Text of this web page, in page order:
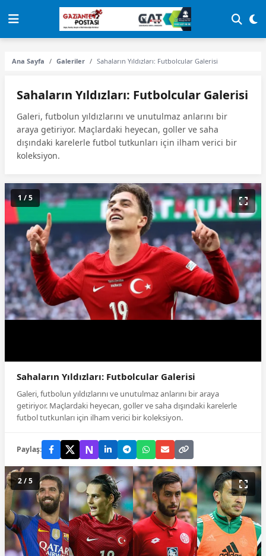
Ana Sayfa Galeriler Sahaların Yıldızları: Futbolcular Galerisi
Sahaların Yıldızları: Futbolcular Galerisi
Galeri, futbolun yıldızlarını ve unutulmaz anlarını bir
araya getiriyor. Maçlardaki heyecan, goller ve saha
dışındaki karelerle futbol tutkunları için ilham verici bir
koleksiyon.
1 / 5
Sahaların Yıldızları: Futbolcular Galerisi
Galeri, futbolun yıldızlarını ve unutulmaz anlarını bir araya
getiriyor. Maçlardaki heyecan, goller ve saha dışındaki karelerle
futbol tutkunları için ilham verici bir koleksiyon.
Paylaş: N
2 / 5